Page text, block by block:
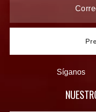
Síganos